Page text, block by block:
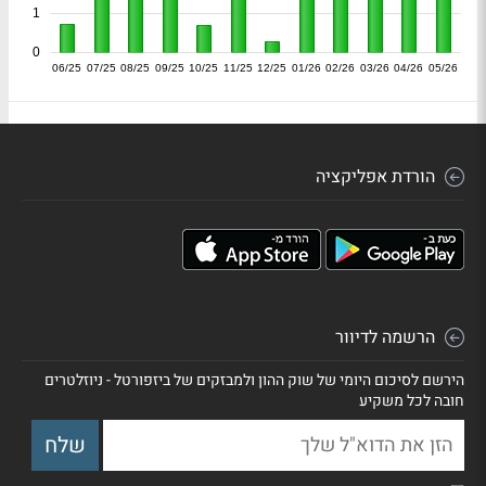
06/25 07/25 08/25 09/25 10/25 11/25 12/25 01/26 02/26 03/26 04/26 05/26
0
1
הורדת אפליקציה
הרשמה לדיוור
הירשם לסיכום היומי של שוק ההון ולמבזקים של ביזפורטל - ניוזלטרים
חובה לכל משקיע